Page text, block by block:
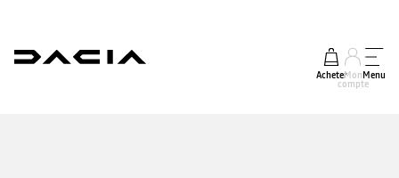
AcheterMon
compte
Menu